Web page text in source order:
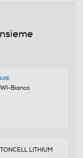
Bianco
LITHIUM